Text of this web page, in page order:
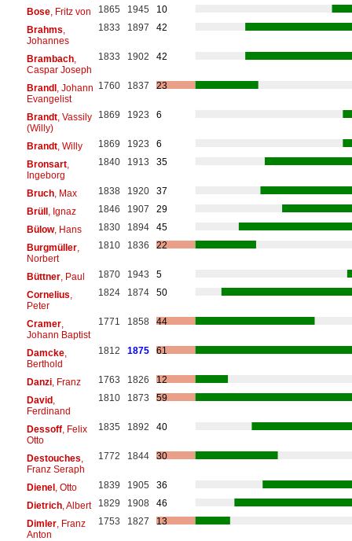
Bose, Fritz von 1865 1945
10
Brahms
Johannes
1833 1897 42
Brambach,
Caspar Joseph
1833 1902 42
Brandl, Johann
Evangelist
1760 1837 23
Brandt, Vassily
(Willy)
1869 1923 6
Brandt, Willy 1869 1923
6
Bronsart,
Ingeborg
1840 1913 35
Bruch, Max 1838 1920
37
Brüll, Ignaz 1846 1907
29
Bülow, Hans 1830 1894
45
Burgmüller,
Norbert
1810 1836 22
Büttner, Paul 1870 1943
5
Cornelius
Peter
1824 1874 50
Cramer,
Johann Baptist
1771 1858 44
Damcke,
Berthold
1812 1875 61
Danzi, Franz 1763 1826
12
David,
Ferdinand
1810 1873 59
Dessoff, Felix
Otto
1835 1892 40
Destouches
Franz Seraph
1772 1844 30
Dienel, Otto 1839 1905
36
Dietrich, Albert 1829 1908
46
Dimler, Franz
Anton
1753 1827 13